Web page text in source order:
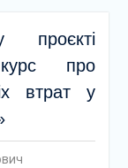
про
втрат у